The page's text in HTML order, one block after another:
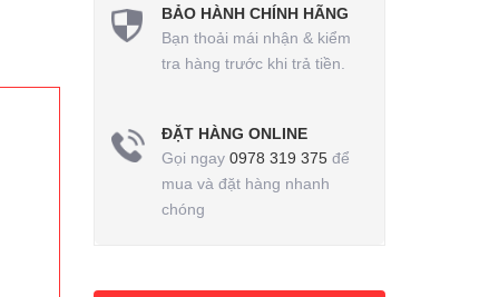
BẢO HÀNH CHÍNH HÃNG
Bạn thoải mái nhận & kiểm
tra hàng trước khi trả tiền.
ĐẶT HÀNG ONLINE
Gọi ngay 0978 319 375để
mua và đặt hàng nhanh
chóng